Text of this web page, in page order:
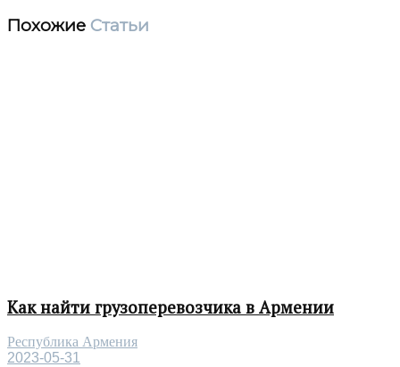
Похожие Статьи
Как найти грузоперевозчика в Армении
Республика Армения
2023-05-31